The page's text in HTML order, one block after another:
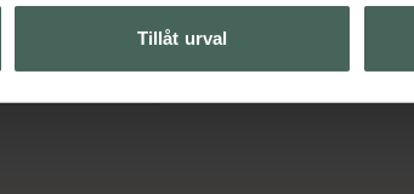
Tillåt urval
Visa